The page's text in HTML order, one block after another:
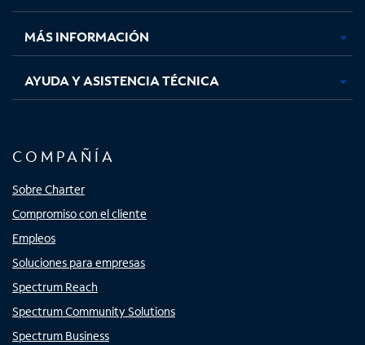
nuevanuevanuevanueva
MÁS INFORMACIÓN
AYUDA Y ASISTENCIA TÉCNICA
COMPAÑÍA
Sobre Charter
Compromiso con el cliente
Empleos
Soluciones para empresas
Spectrum Reach
Spectrum Community Solutions
Spectrum Business